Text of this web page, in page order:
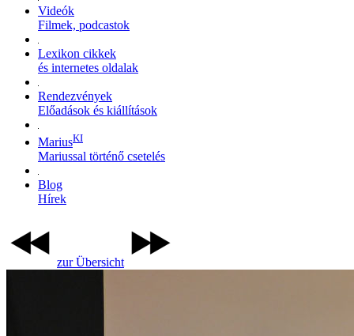
Videók
Filmek, podcastok
Lexikon cikkek
és internetes oldalak
Rendezvények
Előadások és kiállítások
MariusKI
Mariussal történő csetelés
Blog
Hírek
zur Übersicht